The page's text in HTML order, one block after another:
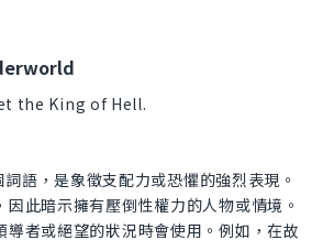
the King of Hell.
語，是象徵支配力或恐懼的強烈表現。
因此暗示擁有壓倒性權力的人物或情境。
導者或絕望的狀況時會使用。例如，在故